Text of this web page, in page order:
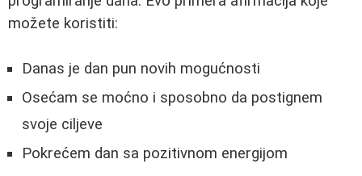
možete koristiti:
Danas je dan pun novih mogućnosti
Osećam se moćno i sposobno da postignem
svoje ciljeve
Pokrećem dan sa pozitivnom energijom